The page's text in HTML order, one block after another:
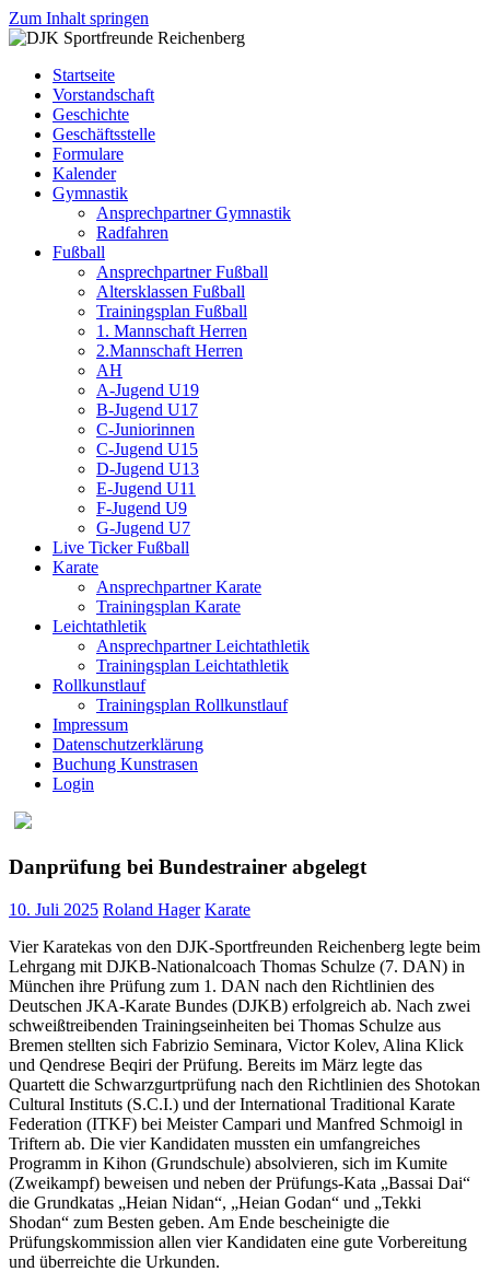
Zum Inhalt springen
Sportfreunde
Reichenberg
Gymnastik
Karate
Leichtathletik
Radfahren
Rollkunstlauf
Startseite
Vorstandschaft
Geschichte
Geschäftsstelle
Formulare
Kalender
Gymnastik
Ansprechpartner Gymnastik
Radfahren
Fußball
Ansprechpartner Fußball
Altersklassen Fußball
Trainingsplan Fußball
1. Mannschaft Herren
2.Mannschaft Herren
AH
A-Jugend U19
B-Jugend U17
C-Juniorinnen
C-Jugend U15
D-Jugend U13
E-Jugend U11
F-Jugend U9
G-Jugend U7
Live Ticker Fußball
Karate
Ansprechpartner Karate
Trainingsplan Karate
Leichtathletik
Ansprechpartner Leichtathletik
Trainingsplan Leichtathletik
Rollkunstlauf
Trainingsplan Rollkunstlauf
Impressum
Datenschutzerklärung
Buchung Kunstrasen
Login
Danprüfung bei Bundestrainer abgelegt
10. Juli 2025 Roland Hager Karate
Vier Karatekas von den DJK-Sportfreunden Reichenberg legte beim
Lehrgang mit DJKB-Nationalcoach Thomas Schulze (7. DAN) in
München ihre Prüfung zum 1. DAN nach den Richtlinien des
Deutschen JKA-Karate Bundes (DJKB) erfolgreich ab. Nach zwei
schweißtreibenden Trainingseinheiten bei Thomas Schulze aus
Bremen stellten sich Fabrizio Seminara, Victor Kolev, Alina Klick
und Qendrese Beqiri der Prüfung. Bereits im März legte das
Quartett die Schwarzgurtprüfung nach den Richtlinien des Shotokan
Cultural Instituts (S.C.I.) und der International Traditional Karate
Federation (ITKF) bei Meister Campari und Manfred Schmoigl in
Triftern ab. Die vier Kandidaten mussten ein umfangreiches
Programm in Kihon (Grundschule) absolvieren, sich im Kumite
(Zweikampf) beweisen und neben der Prüfungs-Kata „Bassai Dai“
die Grundkatas „Heian Nidan“, „Heian Godan“ und „Tekki
Shodan“ zum Besten geben. Am Ende bescheinigte die
Prüfungskommission allen vier Kandidaten eine gute Vorbereitung
und überreichte die Urkunden.